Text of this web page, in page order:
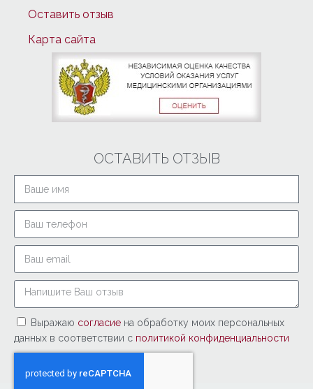
Оставить отзыв
Карта сайта
ОСТАВИТЬ ОТЗЫВ
Выражаю согласие на обработку моих персональных
данных в соответствии с политикой конфиденциальности